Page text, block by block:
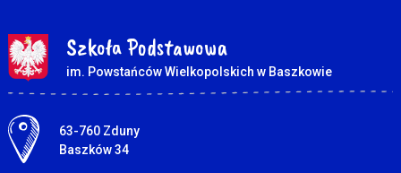
Szkoła Podstawowa
im. Powstańców Wielkopolskich w Baszkowie
Adres pocztowy:
63-760 Zduny
Baszków 34